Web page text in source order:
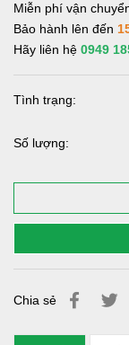
Miễn phí vận
Bảo hành lên đến
Hãy liên hệ 0949
Tình trạng:
Số lượng:
Chia sẻ